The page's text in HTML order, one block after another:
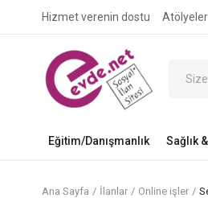
Hizmet verenin dostu Atölyeler
Eğitim/Danışmanlık Sağlık
Ana Sayfa İlanlar Online işler